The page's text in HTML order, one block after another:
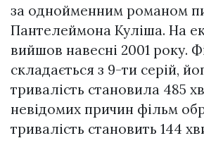
за однойменним романом
Пантелеймона Куліша. На
вийшов навесні 2001 року.
складається з 9-ти серій,
тривалість становила 485
невідомих причин фільм
тривалість становить 144